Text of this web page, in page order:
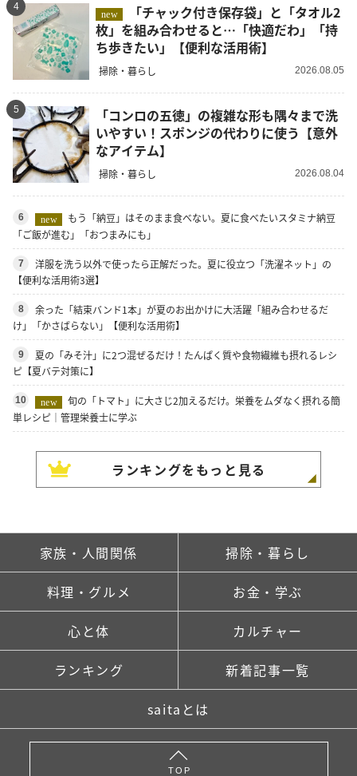
4
new
枚」を組み合わせると…「快適だわ」「持
ち歩きたい」【便利な活用術】
掃除・暮らし 2026.08.05
5
「コンロの五徳」の複雑な形も隅々まで洗
いやすい！スポンジの代わりに使う【意外
なアイテム】
掃除・暮らし 2026.08.04
6 new
もう「納豆」はそのまま食べない。夏に食べたいスタミナ納豆
「ご飯が進む」「おつまみにも」
7
洋服を洗う以外で使ったら正解だった。夏に役立つ「洗濯ネット」の
【便利な活用術3選】
8
余った「結束バンド1本」が夏のお出かけに大活躍「組み合わせるだ
け」「かさばらない」【便利な活用術】
9
夏の「みそ汁」に2つ混ぜるだけ！たんぱく質や食物繊維も摂れるレシ
ピ【夏バテ対策に】
10 new
旬の「トマト」に大さじ2加えるだけ。栄養をムダなく摂れる簡
単レシピ｜管理栄養士に学ぶ
ランキングをもっと見る
家族・人間関係 掃除・暮らし
料理・グルメ お金・学ぶ
心と体 カルチャー
ランキング 新着記事一覧
saitaとは
TOP